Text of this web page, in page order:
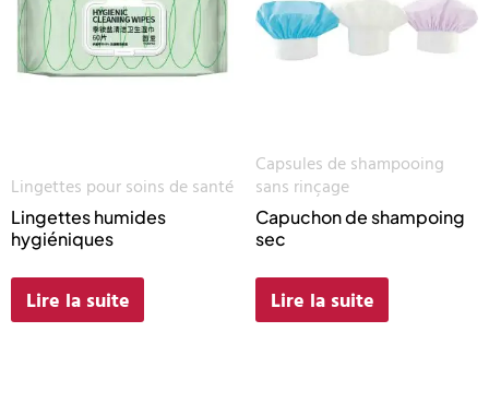
Lingettes pour soins de santé
Lingettes humides
hygiéniques
Lire la suite
Capsules de shampooing
sans rinçage
Capuchon de shampoing
sec
Lire la suite